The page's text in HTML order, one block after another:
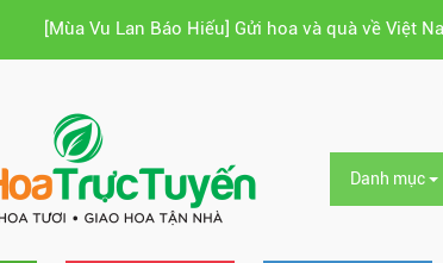
[Mùa Vu Lan Báo Hiếu] Gửi hoa và quà về Việt
Danh mục